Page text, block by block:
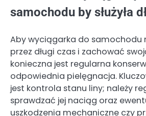
samochodu by służyła
Aby wyciągarka do samochodu
przez długi czas i zachować
konieczna jest regularna
odpowiednia pielęgnacja.
jest kontrola stanu liny; należy
sprawdzać jej naciąg oraz
uszkodzenia mechaniczne czy